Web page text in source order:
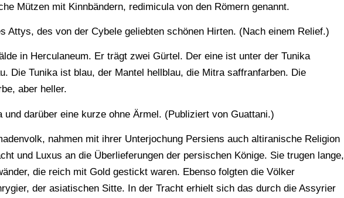
Mützen mit Kinnbändern, redimicula von den Römern genannt.
Attys, des von der Cybele geliebten schönen Hirten. (Nach einem Relief.)
in Herculaneum. Er trägt zwei Gürtel. Der eine ist unter der Tunika
Die Tunika ist blau, der Mantel hellblau, die Mitra saffranfarben. Die
aber heller.
und darüber eine kurze ohne Ärmel. (Publiziert von Guattani.)
nahmen mit ihrer Unterjochung Persiens auch altiranische Religion
und Luxus an die Überlieferungen der persischen Könige. Sie trugen lange,
die reich mit Gold gestickt waren. Ebenso folgten die Völker
der asiatischen Sitte. In der Tracht erhielt sich das durch die Assyrier